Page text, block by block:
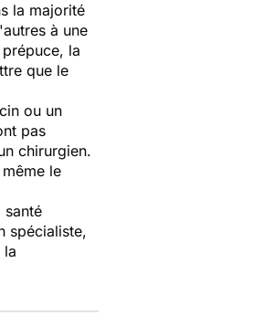
la majorité
à une
la
que le
ou un
pas
chirurgien.
le
santé
spécialiste,
la